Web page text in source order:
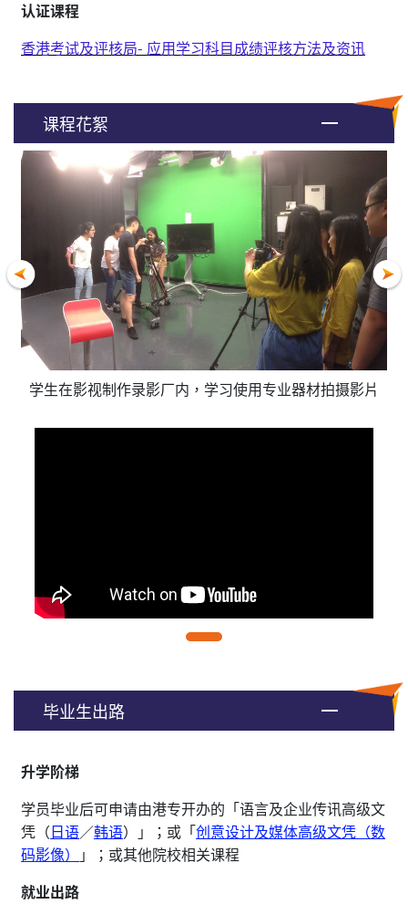
认证课程
香港考试及评核局- 应用学习科目成绩评核方法及资讯
课程花絮
学生在影视制作录影厂内，学习使用专业器材拍摄影片
毕业生出路
升学阶梯
学员毕业后可申请由港专开办的「语言及企业传讯高级文
凭（日语／韩语）」；或「创意设计及媒体高级文凭（数
码影像）
」；或其他院校相关课程
就业出路